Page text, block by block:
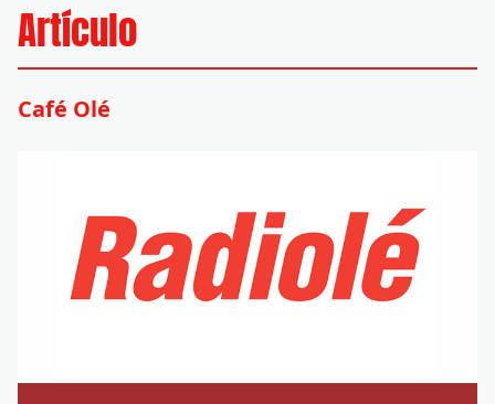
Artículo
Café Olé